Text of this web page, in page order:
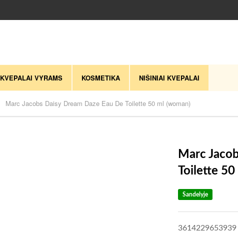
KVEPALAI VYRAMS KOSMETIKA NIŠINIAI KVEPALAI
Marc Jacobs Daisy Dream Daze Eau De Toilette 50 ml (woman)
Marc
Toilette 50
Sandelyje
3614229653939